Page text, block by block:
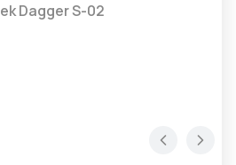
Nożyczki do skórek Dagger S-02